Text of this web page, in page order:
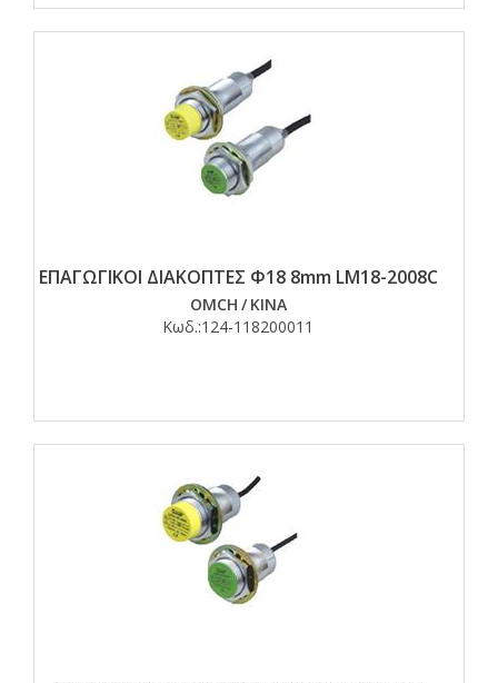
ΕΠΑΓΩΓΙΚΟΙ ΔΙΑΚΟΠΤΕΣ Φ18 8mm LM18-2008C
OMCH / ΚΙΝΑ
Κωδ.:124-118200011